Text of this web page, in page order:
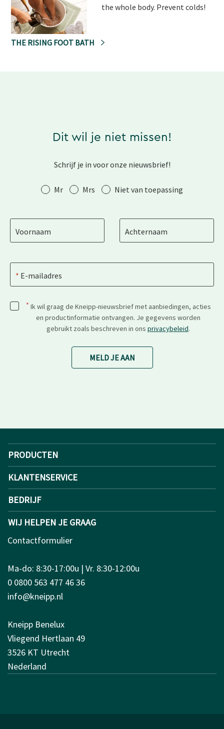
the whole body. Prevent colds!
THE RISING FOOT BATH
Dit wil je niet missen!
Schrijf je in voor onze nieuwsbrief!
Aanhef Mr Mrs Niet van toepassing
Voornaam Achternaam
E-mailadres
* Ik wil graag de Kneipp-nieuwsbrief met aanbiedingen, acties
en productinformatie ontvangen. Je gegevens worden
gebruikt zoals beschreven in ons privacybeleid.
MELD JE AAN
PRODUCTEN
KLANTENSERVICE
BEDRIJF
WIJ HELPEN JE GRAAG
Contactformulier
Ma-do: 8:30-17:00u | Vr. 8:30-12:00u
0 0800 563 477 46 36
info@kneipp.nl
Kneipp Benelux
Vliegend Hertlaan 49
3526 KT Utrecht
Nederland